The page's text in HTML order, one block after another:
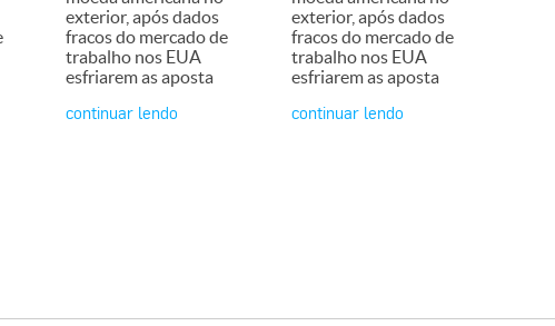
exterior, após dados
fracos do mercado de
trabalho nos EUA
esfriarem as aposta
continuar lendo
exterior, após dados
fracos do mercado de
trabalho nos EUA
esfriarem as aposta
continuar lendo